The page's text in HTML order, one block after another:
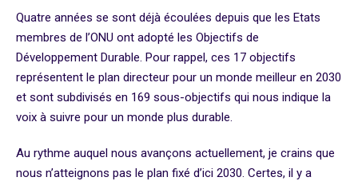
Quatre années se sont déjà écoulées depuis que les Etats
membres de l’ONU ont adopté les Objectifs de
Développement Durable. Pour rappel, ces 17 objectifs
représentent le plan directeur pour un monde meilleur en 2030
et sont subdivisés en 169 sous-objectifs qui nous indique la
voix à suivre pour un monde plus durable.
Au rythme auquel nous avançons actuellement, je crains que
nous n’atteignons pas le plan fixé d’ici 2030. Certes, il y a